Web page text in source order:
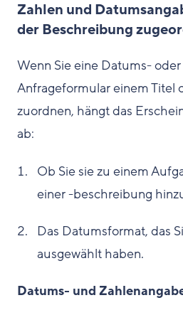
Zahlen und
der Beschreibung
Wenn Sie eine Datums-
Anfrageformular einem Titel
zuordnen, hängt das
ab:
Ob Sie sie zu einem
einer -beschreibung
Das Datumsformat, das
ausgewählt haben.
Datums- und